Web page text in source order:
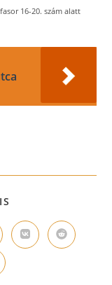
16-20. szám alatt
CONTENT
Opens
in
Opens
in